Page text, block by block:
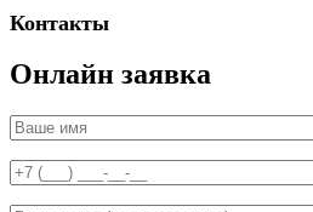
Контакты
Онлайн заявка